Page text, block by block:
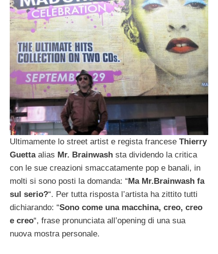
Ultimamente lo street artist e regista francese Thierry
Guettaalias Mr. Brainwash sta dividendo la critica
con le sue creazioni smaccatamente pop e banali, in
molti si sono posti la domanda: “ Ma Mr.Brainwash fa
sul serio?“. Per tutta risposta l’artista ha zittito tutti
dichiarando: “Sono come una macchina, creo, creo
e creo“, frase pronunciata all’opening di una sua
nuova mostra personale.